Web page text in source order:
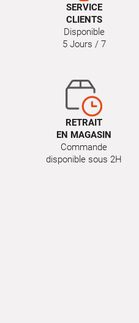
SERVICE
CLIENTS
Disponible
5 Jours / 7
RETRAIT
EN MAGASIN
Commande
disponible sous 2H